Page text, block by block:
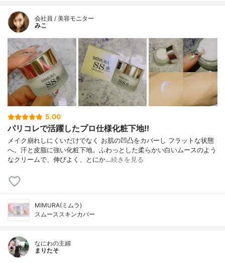
会社員 / 美容モニター
みこ
5.00
パリコレで活躍したプロ仕様化粧下地!!
メイク崩れしにくいだけでなく お肌の凹凸をカバーし フラットな状態
へ。汗と皮脂に強い化粧下地。ふわっとした柔らかい白いムースのよう
なクリームで、伸びよく、とにか…続きを見る
MIMURA(ミムラ)
スムーススキンカバー
なにわの主婦
まりたそ